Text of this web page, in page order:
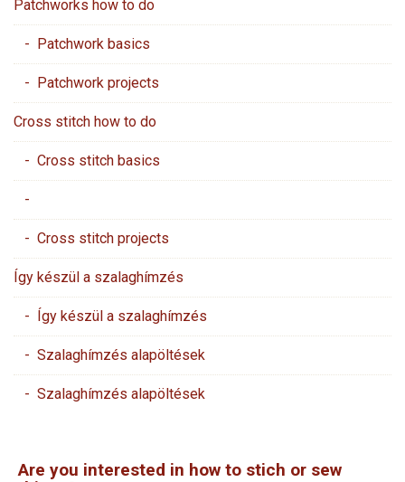
Patchworks how to do
- Patchwork basics
- Patchwork projects
Cross stitch how to do
- Cross stitch basics
-
- Cross stitch projects
Így készül a szalaghímzés
- Így készül a szalaghímzés
- Szalaghímzés alapöltések
- Szalaghímzés alapöltések
Are you interested in how to stich or sew